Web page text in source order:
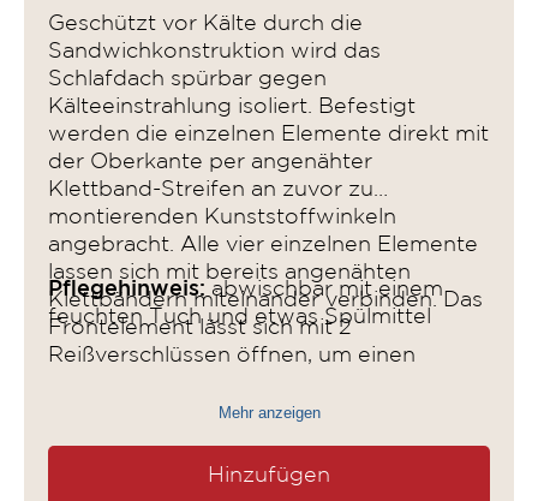
Geschützt vor Kälte durch die
Sandwichkonstruktion wird das
Schlafdach spürbar gegen
Kälteeinstrahlung isoliert. Befestigt
werden die einzelnen Elemente direkt mit
der Oberkante per angenähter
Klettband-Streifen an zuvor zu
montierenden Kunststoffwinkeln
angebracht. Alle vier einzelnen Elemente
lassen sich mit bereits angenähten
Klettbändern miteinander verbinden. Das
Frontelement lässt sich mit 2
Reißverschlüssen öffnen, um einen
gewährleisten. Ebenso sind an den
Öffnungsmöglichkeiten vorhanden.
Pflegehinweis: abwischbar mit einem
feuchten Tuch und etwas Spülmittel
Mehr anzeigen
Hinzufügen